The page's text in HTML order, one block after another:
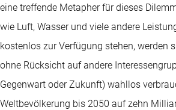
eine treffende Metapher für dieses
wie Luft, Wasser und viele andere
kostenlos zur Verfügung stehen, werden
ohne Rücksicht auf andere
Gegenwart oder Zukunft) wahllos
Weltbevölkerung bis 2050 auf zehn